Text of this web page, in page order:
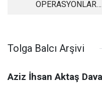
OPERASYONLAR
Tolga Balcı Arşivi
Aziz İhsan Aktaş